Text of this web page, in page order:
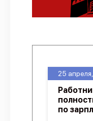
25
по